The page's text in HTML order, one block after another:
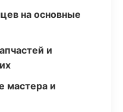
на основные
и
мастера и